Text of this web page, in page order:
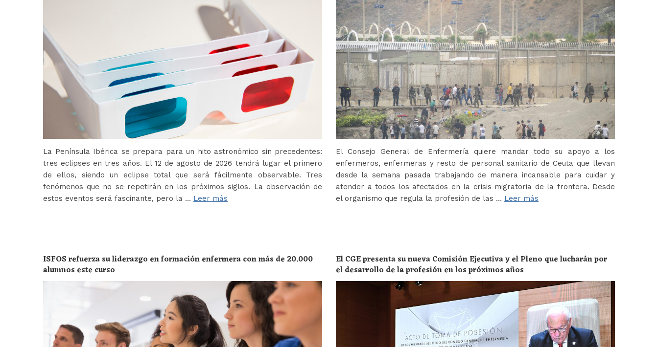
La Península Ibérica se prepara para un hito astronómico sin precedentes:
tres eclipses en tres años. El 12 de agosto de 2026 tendrá lugar el primero
de ellos, siendo un eclipse total que será fácilmente observable. Tres
fenómenos que no se repetirán en los próximos siglos. La observación de
estos eventos será fascinante, pero la … Leer más
El Consejo General de Enfermería quiere mandar todo su apoyo a los
enfermeros, enfermeras y resto de personal sanitario de Ceuta que llevan
desde la semana pasada trabajando de manera incansable para cuidar y
atender a todos los afectados en la crisis migratoria de la frontera. Desde
el organismo que regula la profesión de las … Leer más
ISFOS refuerza su liderazgo en formación enfermera con más de 20.000
alumnos este curso
El CGE presenta su nueva Comisión Ejecutiva y el Pleno que lucharán por
el desarrollo de la profesión en los próximos años